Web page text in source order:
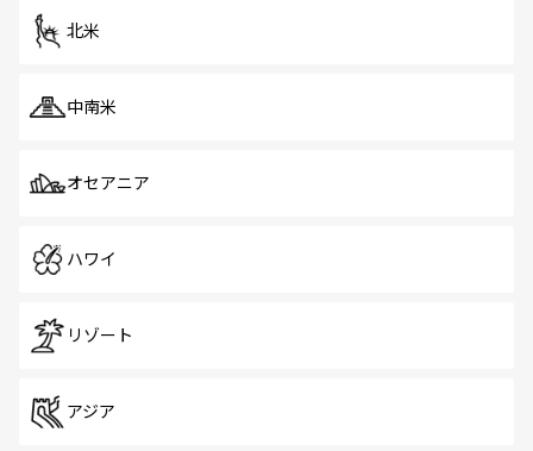
北米
中南米
オセアニア
ハワイ
リゾート
アジア